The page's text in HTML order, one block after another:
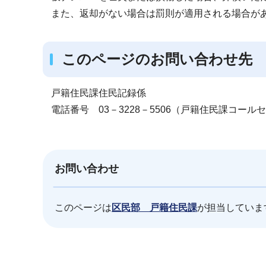
また、返却がない場合は罰則が適用される場合が
このページのお問い合わせ先
戸籍住民課住民記録係
電話番号 03－3228－5506（戸籍住民課コールセ
お問い合わせ
このページは 区民部 戸籍住民課が担当していま